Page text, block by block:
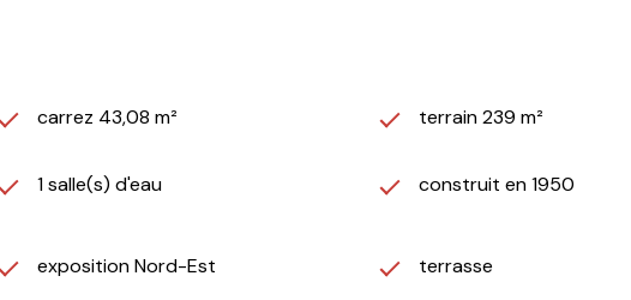
carrez 43,08 m² terrain 239 m²
1 salle(s) d'eau construit en 1950
exposition Nord-Est terrasse